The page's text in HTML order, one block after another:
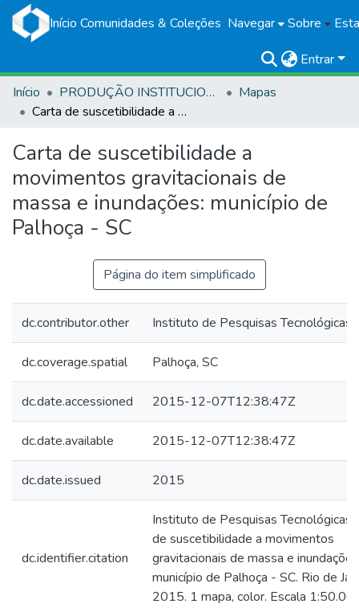
Início Comunidades & Coleções Navegar Sobre
Entrar
Início
PRODUÇÃO INSTITUCIONAL
Mapas
Carta de suscetibilidade a movimentos gravitacionais de massa e inundações: município de Palhoça - SC
Carta de suscetibilidade a
movimentos gravitacionais de
massa e inundações: município de
Palhoça - SC
Página do item simplificado
dc.contributor.other Instituto de Pesquisas Tecnológicas
dc.coverage.spatial Palhoça, SC
dc.date.accessioned 2015-12-07T12:38:47Z
dc.date.available 2015-12-07T12:38:47Z
dc.date.issued 2015
dc.identifier.citation
Instituto de Pesquisas Tecnológicas.
de suscetibilidade a movimentos
gravitacionais de massa e
município de Palhoça - SC. Rio de
2015. 1 mapa, color. Escala